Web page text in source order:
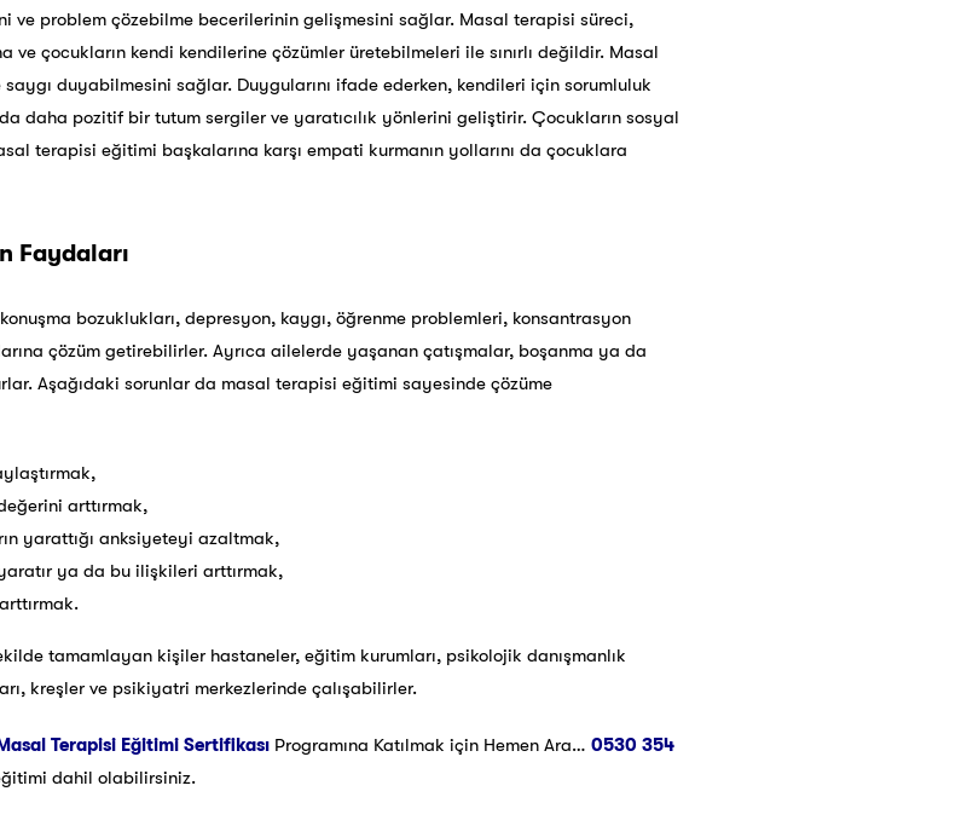
ve problem çözebilme becerilerinin gelişmesini sağlar. Masal terapisi süreci,
çocukların kendi kendilerine çözümler üretebilmeleri ile sınırlı değildir. Masal
duyabilmesini sağlar. Duygularını ifade ederken, kendileri için sorumluluk
daha pozitif bir tutum sergiler ve yaratıcılık yönlerini geliştirir. Çocukların sosyal
terapisi eğitimi başkalarına karşı empati kurmanın yollarını da çocuklara
Faydaları
bozuklukları, depresyon, kaygı, öğrenme problemleri, konsantrasyon
çözüm getirebilirler. Ayrıca ailelerde yaşanan çatışmalar, boşanma ya da
Aşağıdaki sorunlar da masal terapisi eğitimi sayesinde çözüme
arttırmak,
yarattığı anksiyeteyi azaltmak,
ya da bu ilişkileri arttırmak,
tamamlayan kişiler hastaneler, eğitim kurumları, psikolojik danışmanlık
kreşler ve psikiyatri merkezlerinde çalışabilirler.
Terapisi Eğitimi Sertifikası Programına Katılmak için Hemen Ara… 0530 354
dahil olabilirsiniz.